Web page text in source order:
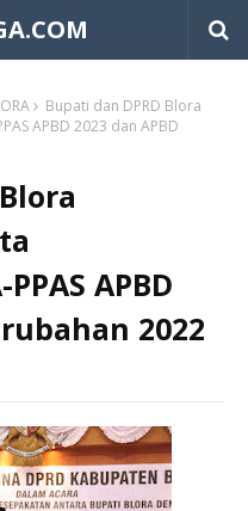
Bupati dan DPRD Blora
APBD 2023 dan APBD
APBD
2022